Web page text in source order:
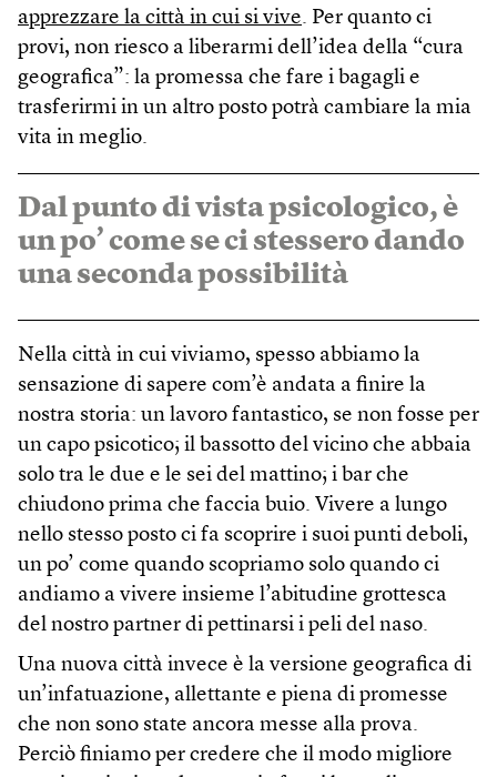
apprezzare la città in cui si vive. Per quanto ci
provi, non riesco a liberarmi dell’idea della “cura
geografica”: la promessa che fare i bagagli e
trasferirmi in un altro posto potrà cambiare la mia
vita in meglio.
Dal punto di vista psicologico, è
un po’ come se ci stessero dando
una seconda possibilità
Nella città in cui viviamo, spesso abbiamo la
sensazione di sapere com’è andata a finire la
nostra storia: un lavoro fantastico, se non fosse per
un capo psicotico; il bassotto del vicino che abbaia
solo tra le due e le sei del mattino; i bar che
chiudono prima che faccia buio. Vivere a lungo
nello stesso posto ci fa scoprire i suoi punti deboli,
un po’ come quando scopriamo solo quando ci
andiamo a vivere insieme l’abitudine grottesca
del nostro partner di pettinarsi i peli del naso.
Una nuova città invece è la versione geografica di
un’infatuazione, allettante e piena di promesse
che non sono state ancora messe alla prova.
Perciò finiamo per credere che il modo migliore